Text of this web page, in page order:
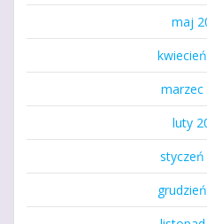
maj
marzec
luty
styczeń